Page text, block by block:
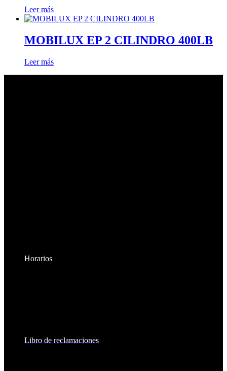
Leer más
MOBILUX EP 2 CILINDRO 400LB
Leer más
Horarios
Libro de reclamaciones